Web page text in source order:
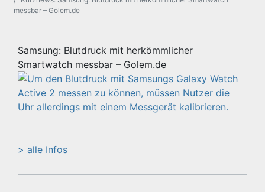
messbar – Golem.de
Samsung: Blutdruck mit herkömmlicher
Smartwatch messbar – Golem.de
> alle Infos